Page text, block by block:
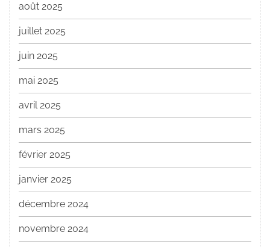
août 2025
juillet 2025
juin 2025
mai 2025
avril 2025
mars 2025
février 2025
janvier 2025
décembre 2024
novembre 2024